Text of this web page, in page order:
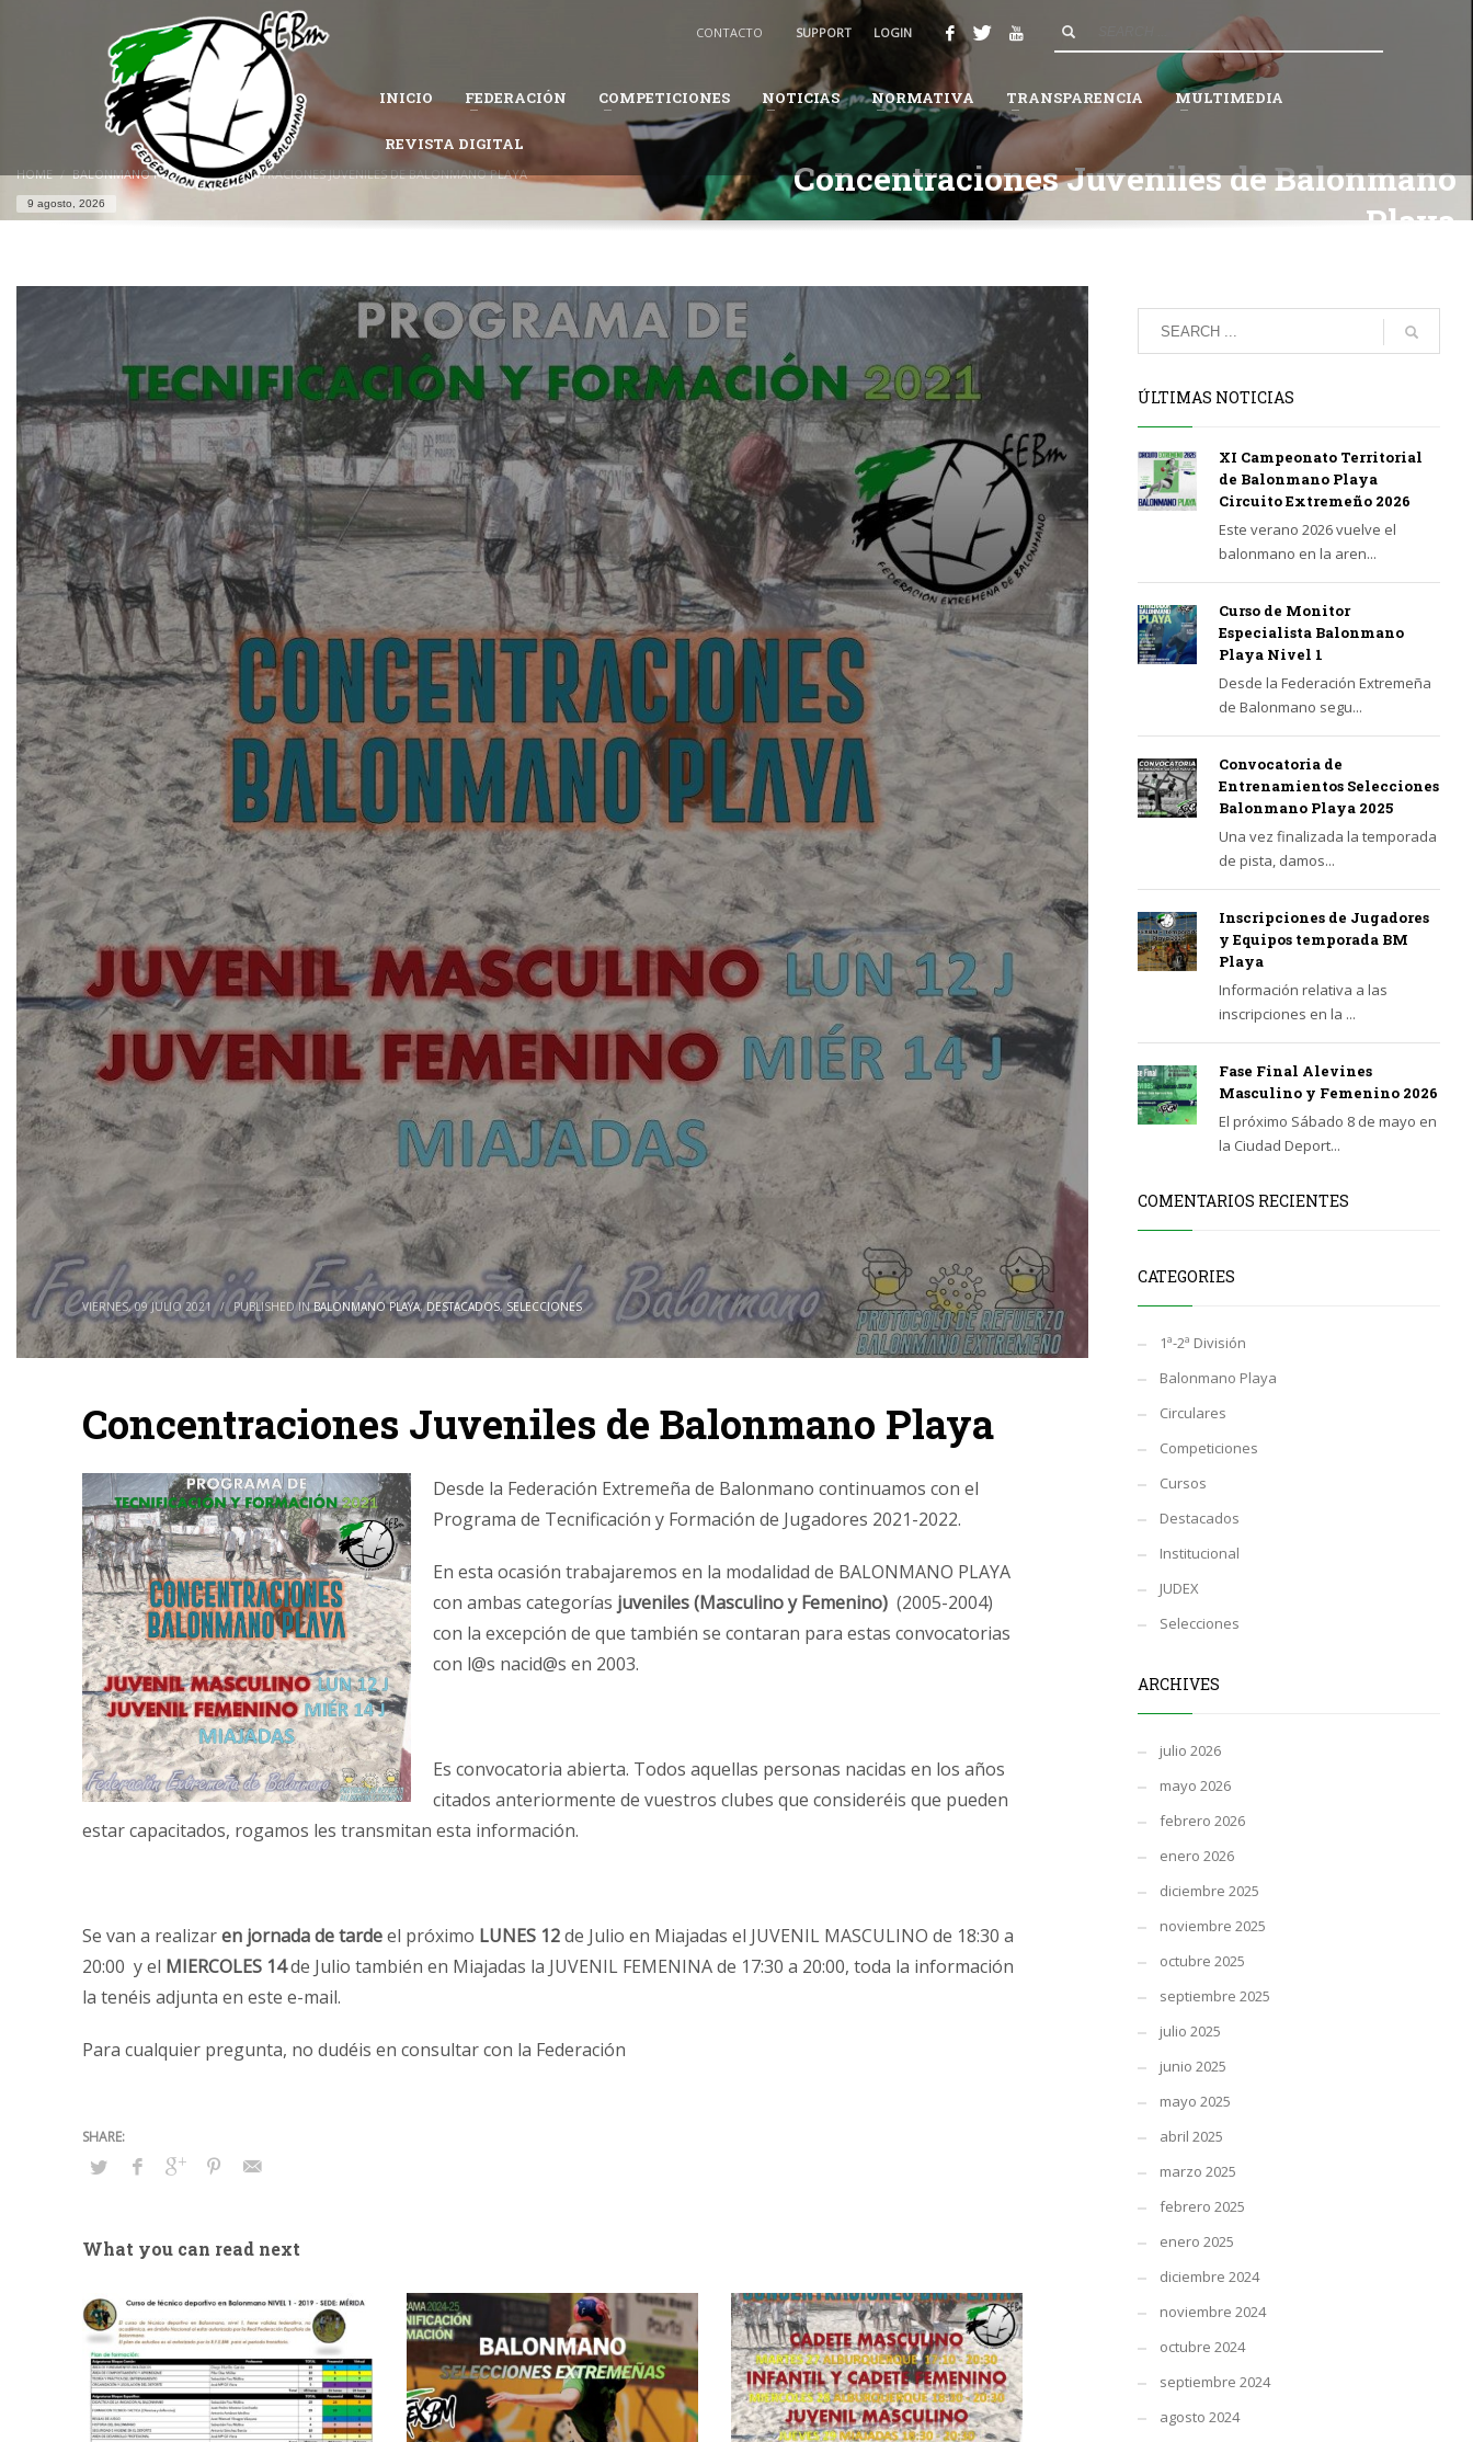
CÓMO AFILIARSE A LA FEDERACIÓN EXTREMEÑA DE BALONMANO
Completa el formulario de afiliación Recibirás un email para confirmar tu solicitud. Espera a que la Federación valide tu solicitud.
Permanece atento al estado de tu solicitud, es posible que la Federación te pueda solicitar información adicional para completar tus datos.
Si tienes problemas con tu afiliación,contacta con nosotrosy te ayudaremos en el proceso.
CONTACTO SUPPORT LOGIN
INICIO FEDERACIÓN COMPETICIONES NOTICIAS NORMATIVA TRANSPARENCIA MULTIMEDIA
REVISTA DIGITAL
HOME BALONMANO PLAYA CONCENTRACIONES JUVENILES DE BALONMANO PLAYA
9 agosto, 2026
Concentraciones Juveniles de Balonmano
Playa
VIERNES, 09 JULIO 2021 / PUBLISHED INBALONMANO PLAYA,DESTACADOS, SELECCIONES
Concentraciones Juveniles de Balonmano Playa
Desde la Federación Extremeña de Balonmano continuamos con el
Programa de Tecnificación y Formación de Jugadores 2021-2022.
En esta ocasión trabajaremos en la modalidad de BALONMANO PLAYA
con ambas categorías juveniles (Masculino y Femenino) (2005-2004)
con la excepción de que también se contaran para estas convocatorias
con l@s nacid@s en 2003.
Es convocatoria abierta. Todos aquellas personas nacidas en los años
citados anteriormente de vuestros clubes que consideréis que pueden
estar capacitados, rogamos les transmitan esta información.
Se van a realizaren jornada de tardeel próximo LUNES 12de Julio en Miajadas el JUVENIL MASCULINO de 18:30 a
20:00 y el MIERCOLES 14de Julio también en Miajadas la JUVENIL FEMENINA de 17:30 a 20:00, toda la información
la tenéis adjunta en este e-mail.
Para cualquier pregunta, no dudéis en consultar con la Federación
What you can read next
ÚLTIMAS NOTICIAS
XI Campeonato Territorial
de Balonmano Playa
Circuito Extremeño 2026
Este verano 2026 vuelve el
balonmano en la aren...
Curso de Monitor
Especialista Balonmano
Playa Nivel 1
Desde la Federación Extremeña
de Balonmano segu...
Convocatoria de
Entrenamientos Selecciones
Balonmano Playa 2025
Una vez finalizada la temporada
de pista, damos...
Inscripciones de Jugadores
y Equipos temporada BM
Playa
Información relativa a las
inscripciones en la ...
Fase Final Alevines
Masculino y Femenino 2026
El próximo Sábado 8 de mayo en
la Ciudad Deport...
COMENTARIOS RECIENTES
CATEGORIES
1ª-2ª División
Balonmano Playa
Circulares
Competiciones
Cursos
Destacados
Institucional
JUDEX
Selecciones
ARCHIVES
julio 2026
mayo 2026
febrero 2026
enero 2026
diciembre 2025
noviembre 2025
octubre 2025
septiembre 2025
julio 2025
junio 2025
mayo 2025
abril 2025
marzo 2025
febrero 2025
enero 2025
diciembre 2024
noviembre 2024
octubre 2024
septiembre 2024
agosto 2024